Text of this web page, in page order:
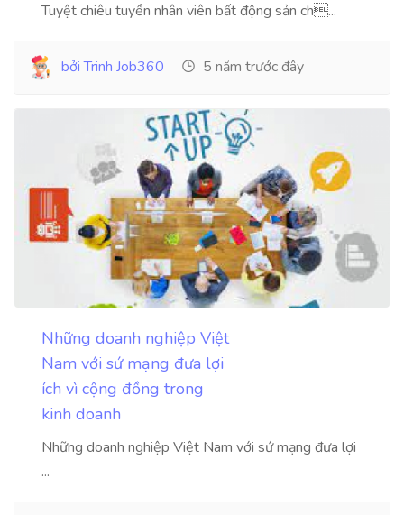
Tuyệt chiêu tuyển nhân viên bất động sản ch...
bởi Trinh Job360 5 năm trước đây
Những doanh nghiệp Việt
Nam với sứ mạng đưa lợi
ích vì cộng đồng trong
kinh doanh
Những doanh nghiệp Việt Nam với sứ mạng đưa lợi
...